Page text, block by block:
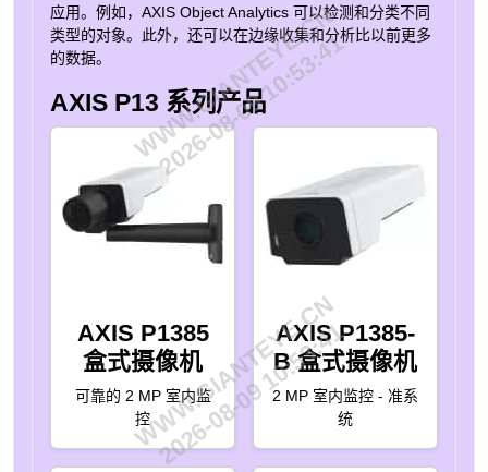
应用。例如，AXIS Object Analytics 可以检测和分类不同
类型的对象。此外，还可以在边缘收集和分析比以前更多
的数据。
AXIS P13 系列产品
AXIS P1385
盒式摄像机
可靠的 2 MP 室内监
控
AXIS P1385-
B 盒式摄像机
2 MP 室内监控 - 准系
统
WWW.GIANTEYE.CN
2026-08-09 10:53:41
WWW.GIANTEYE.CN
2026-08-09 10:53:41